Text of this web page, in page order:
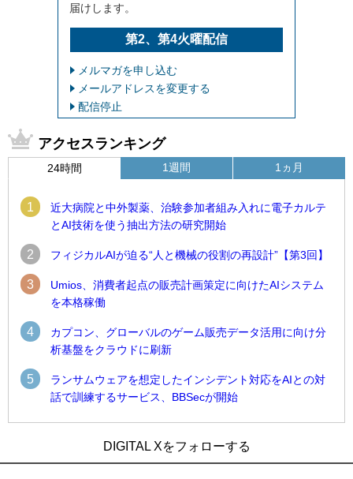
届けします。
第2、第4火曜配信
メルマガを申し込む
メールアドレスを変更する
配信停止
アクセスランキング
24時間
1
近大病院と中外製薬、治験参加者組み入れに電子カルテ
とAI技術を使う抽出方法の研究開始
2 フィジカルAIが迫る“人と機械の役割の再設計”【第3回】
3
Umios、消費者起点の販売計画策定に向けたAIシステム
を本格稼働
4
カプコン、グローバルのゲーム販売データ活用に向け分
析基盤をクラウドに刷新
5
ランサムウェアを想定したインシデント対応をAIとの対
話で訓練するサービス、BBSecが開始
1週間 1ヵ月
合基盤を本格稼働DIGITAL Xをフォローする